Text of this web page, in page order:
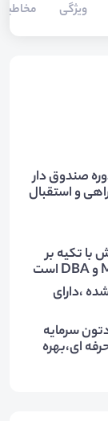
ویژگی
صندوق دار
و استقبال
با تکیه بر
،دارای
سرمایه
ای،بهره